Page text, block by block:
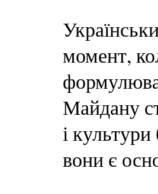
момент,
Майдану
і
вони є